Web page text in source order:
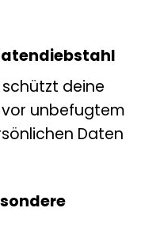
schützt deine
unbefugtem
Daten